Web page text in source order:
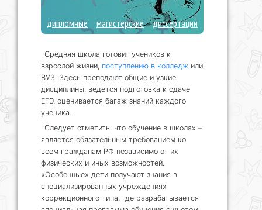
дипломные магистерские диссертации
Средняя школа готовит учеников к
взрослой жизни, поступлению в колледж или
ВУЗ. Здесь преподают общие и узкие
дисциплины, ведется подготовка к сдаче
ЕГЭ, оценивается багаж знаний каждого
ученика.
Следует отметить, что обучение в школах –
является обязательным требованием ко
всем гражданам РФ независимо от их
физических и иных возможностей.
«Особенные» дети получают знания в
специализированных учреждениях
коррекционного типа, где разрабатывается